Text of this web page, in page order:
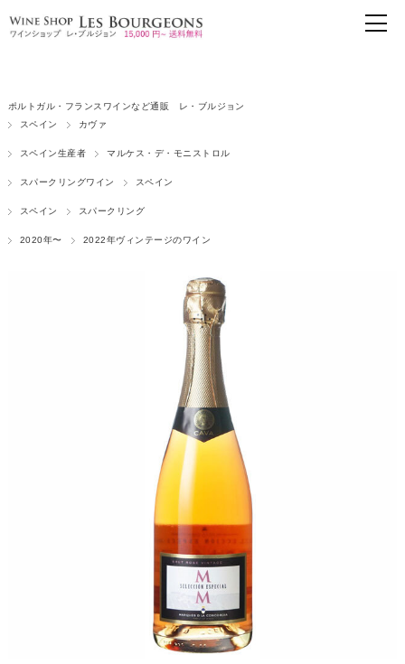
ポルトガル・フランスワインなど通販 レ・ブルジョン
スペイン
カヴァ
スペイン生産者 マルケス・デ・モニストロル
スパークリングワイン スペイン
スペイン スパークリング
2020年〜 2022年ヴィンテージのワイン